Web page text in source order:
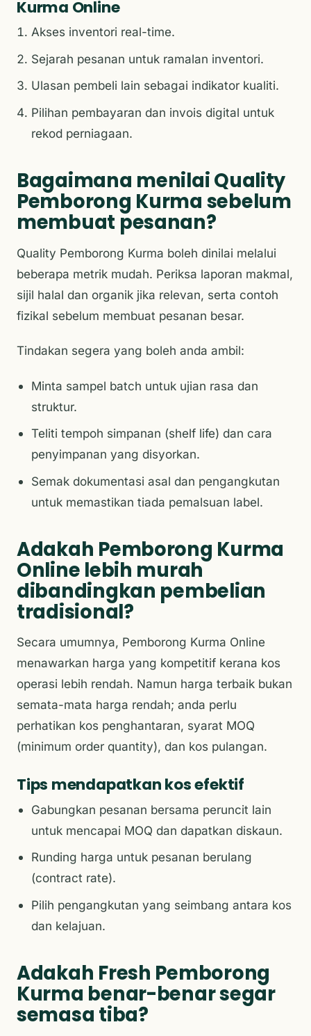
Kurma Online
Akses inventori real-time.
Sejarah pesanan untuk ramalan inventori.
Ulasan pembeli lain sebagai indikator kualiti.
Pilihan pembayaran dan invois digital untuk
rekod perniagaan.
Bagaimana menilai Quality
Pemborong Kurma sebelum
membuat pesanan?
Quality Pemborong Kurma boleh dinilai melalui
beberapa metrik mudah. Periksa laporan makmal,
sijil halal dan organik jika relevan, serta contoh
fizikal sebelum membuat pesanan besar.
Tindakan segera yang boleh anda ambil:
Minta sampel batch untuk ujian rasa dan
struktur.
Teliti tempoh simpanan (shelf life) dan cara
penyimpanan yang disyorkan.
Semak dokumentasi asal dan pengangkutan
untuk memastikan tiada pemalsuan label.
Adakah Pemborong Kurma
Online lebih murah
dibandingkan pembelian
tradisional?
Secara umumnya, Pemborong Kurma Online
menawarkan harga yang kompetitif kerana kos
operasi lebih rendah. Namun harga terbaik bukan
semata-mata harga rendah; anda perlu
perhatikan kos penghantaran, syarat MOQ
(minimum order quantity), dan kos pulangan.
Tips mendapatkan kos efektif
Gabungkan pesanan bersama peruncit lain
untuk mencapai MOQ dan dapatkan diskaun.
Runding harga untuk pesanan berulang
(contract rate).
Pilih pengangkutan yang seimbang antara kos
dan kelajuan.
Adakah Fresh Pemborong
Kurma benar-benar segar
semasa tiba?